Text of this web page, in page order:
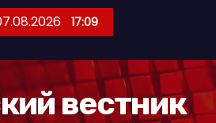
17:09
вестник